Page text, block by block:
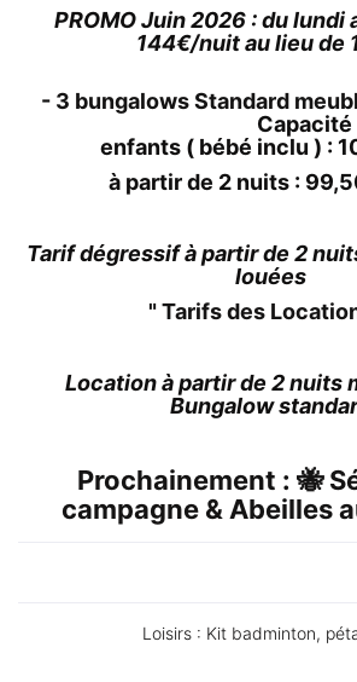
PROMO Juin 2026 : du lundi
144€/nuit au lieu de
- 3 bungalows Standard
Capacité
enfants ( bébé inclu ) :
à partir de 2 nuits :
Tarif dégressif à partir de 2
louées
"Tarifs des
Location à partir de 2 nuits
Bungalow
Prochainement : 🐝
campagne & Abeilles
Loisirs : Kit badminton,